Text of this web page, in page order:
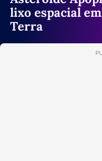
lixo espacial
Terra